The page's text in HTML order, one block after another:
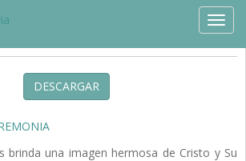
DESCARGAR
una imagen hermosa de Cristo y Su